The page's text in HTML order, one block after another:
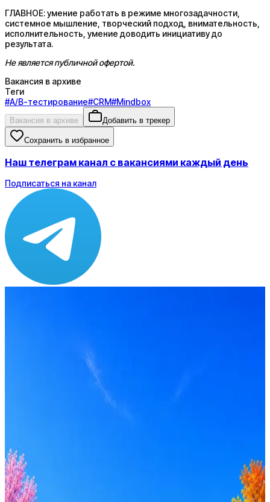
ГЛАВНОЕ: умение работать в режиме многозадачности,
системное мышление, творческий подход, внимательность,
исполнительность, умение доводить инициативу до
результата.
Не является публичной офертой.
Вакансия в архиве
Теги
#A/B-тестирование#CRM#Mindbox
Вакансия в архиве Добавить в трекер
Сохранить в избранное
Наш телеграм канал с вакансиями каждый день
Подписаться на канал
Оффер быстрее с Эйч